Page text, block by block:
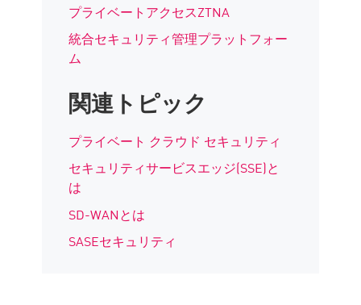
プライベートアクセスZTNA
統合セキュリティ管理プラットフォー
ム
関連トピック
プライベート クラウド セキュリティ
セキュリティサービスエッジ(SSE)と
は
SD-WANとは
SASEセキュリティ